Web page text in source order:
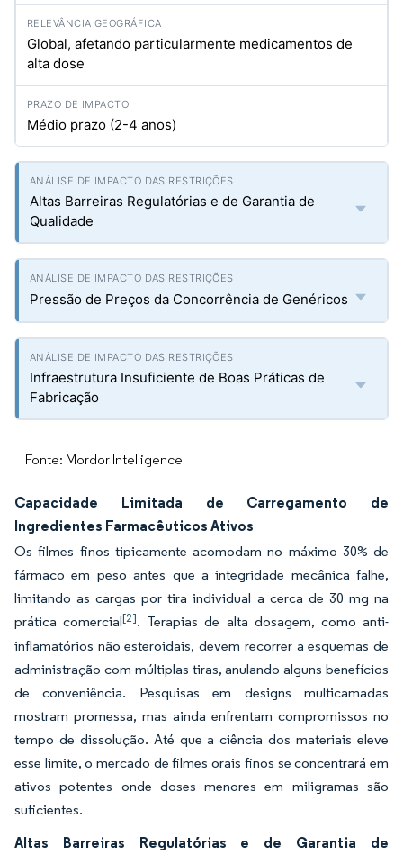
Global, afetando particularmente medicamentos de
alta dose
Médio prazo (2-4 anos)
Altas Barreiras Regulatórias e de Garantia de
Qualidade
Pressão de Preços da Concorrência de Genéricos
Infraestrutura Insuficiente de Boas Práticas de
Fabricação
Fonte: Mordor Intelligence
Capacidade Limitada de Carregamento de
Ingredientes Farmacêuticos Ativos
Os filmes finos tipicamente acomodam no máximo 30% de
fármaco em peso antes que a integridade mecânica falhe,
limitando as cargas por tira individual a cerca de 30 mg na
prática comercial[2]. Terapias de alta dosagem, como anti-
inflamatórios não esteroidais, devem recorrer a esquemas de
administração com múltiplas tiras, anulando alguns benefícios
de conveniência. Pesquisas em designs multicamadas
mostram promessa, mas ainda enfrentam compromissos no
tempo de dissolução. Até que a ciência dos materiais eleve
esse limite, o mercado de filmes orais finos se concentrará em
ativos potentes onde doses menores em miligramas são
suficientes.
Altas Barreiras Regulatórias e de Garantia de